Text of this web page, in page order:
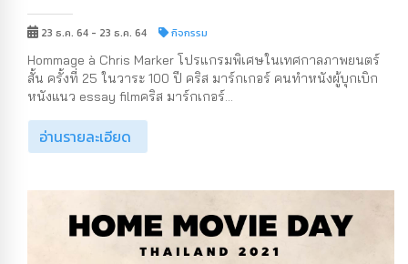
23 ธ.ค. 64 - 23 ธ.ค. 64 กิจกรรม
Hommage à Chris Marker โปรแกรมพิเศษในเทศกาลภาพยนตร์
สั้น ครั้งที่ 25 ในวาระ 100 ปี คริส มาร์กเกอร์ คนทำหนังผู้บุกเบิก
หนังแนว essay filmคริส มาร์กเกอร์...
อ่านรายละเอียด